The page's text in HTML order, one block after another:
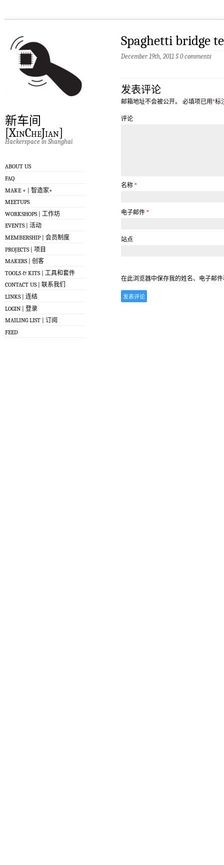
新车间
[XinCheJian]
Hackerspace in Shanghai
ABOUT US
FAQ
MAKE + | 智造家+
MEETUPS
WORKSHOPS | 工作坊
EVENTS | 活动
MEMBERSHIP | 会员制度
PROJECTS | 项目
MAKERS | 创客
TOOLS & KITS | 工具和套件
CONTACT US | 联系我们
LINKS | 连结
LOGIN | 登录
MAILING LIST | 订阅
FEED
Spaghetti bridge
December 19th, 2011 §0 comments
发表评论
邮箱地址不会被公开。 必填项已用*标
评论
名称 *
电子邮件 *
站点
在此浏览器中保存我的姓名、电子邮